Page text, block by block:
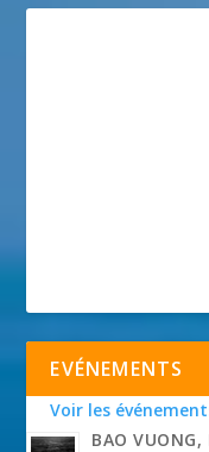
EVÉNEMENTS
Voir les
BAO VUONG,